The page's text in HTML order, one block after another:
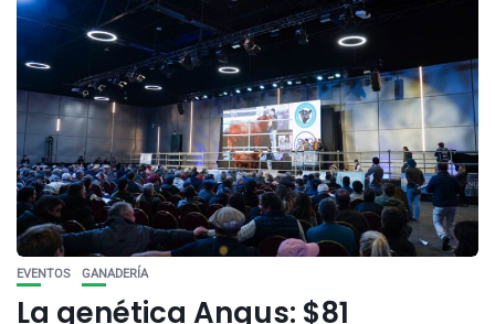
EVENTOS GANADERÍA
La genética Angus: $81